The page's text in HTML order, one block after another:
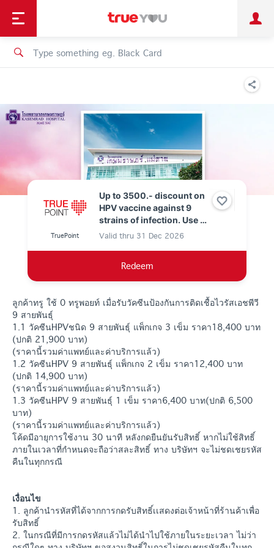
Personal Business
Shopping
เทรนด์เทคโนโลยี
Up to 3500.- discount on
HPV vaccine against 9
strains of infection. Use 0
True Points.
TruePoint Valid thru 31 Dec 2026
Redeem
ลูกค้าทรู ใช้ 0 ทรูพอยท์ เมื่อรับวัคซีนป้องกันการติดเชื้อไวรัสเอชพีวี
9 สายพันธุ์
1.1 วัคซีนHPVชนิด 9 สายพันธุ์ แพ็กเกจ 3 เข็ม ราคา18,400 บาท
(ปกติ 21,900 บาท)
(ราคานี้รวมค่าแพทย์และค่าบริการแล้ว)
1.2 วัคซีนHPV 9 สายพันธุ์ แพ็กเกจ 2 เข็ม ราคา12,400 บาท
(ปกติ 14,900 บาท)
(ราคานี้รวมค่าแพทย์และค่าบริการแล้ว)
1.3 วัคซีนHPV 9 สายพันธุ์ 1 เข็ม ราคา6,400 บาท(ปกติ 6,500
บาท)
(ราคานี้รวมค่าแพทย์และค่าบริการแล้ว)
โค้ดมีอายุการใช้งาน 30 นาที หลังกดยืนยันรับสิทธิ์ หากไม่ใช้สิทธิ์
ภายในเวลาที่กำหนดจะถือว่าสละสิทธิ์ ทาง บริษัทฯ จะไม่ชดเชยรหัส
คืนในทุกกรณี
เงื่อนไข
1. ลูกค้านำรหัสที่ได้จากการกดรับสิทธิ์เเสดงต่อเจ้าหน้าที่ร้านค้าเพื่อ
รับสิทธิ์
2. ในกรณีที่มีการกดรหัสแล้วไม่ได้นำไปใช้ภายในระยะเวลา ไม่ว่า